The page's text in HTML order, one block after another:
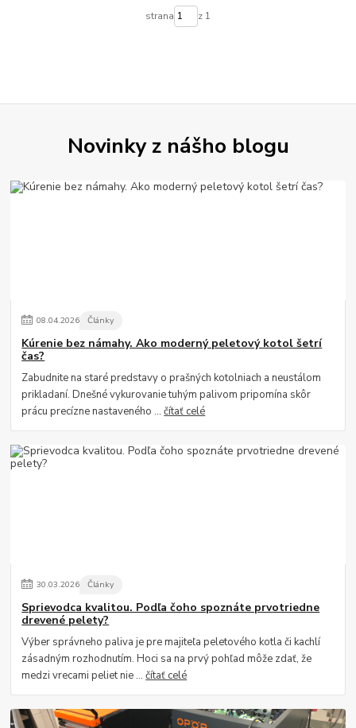
strana z 1
Novinky z nášho blogu
08.04.2026 Články
Kúrenie bez námahy. Ako moderný peletový kotol šetrí
čas?
Zabudnite na staré predstavy o prašných kotolniach a neustálom
prikladaní. Dnešné vykurovanie tuhým palivom pripomína skôr
prácu precízne nastaveného ...čítať celé
30.03.2026 Články
Sprievodca kvalitou. Podľa čoho spoznáte prvotriedne
drevené pelety?
Výber správneho paliva je pre majiteľa peletového kotla či kachlí
zásadným rozhodnutím. Hoci sa na prvý pohľad môže zdať, že
medzi vrecami peliet nie ...čítať celé